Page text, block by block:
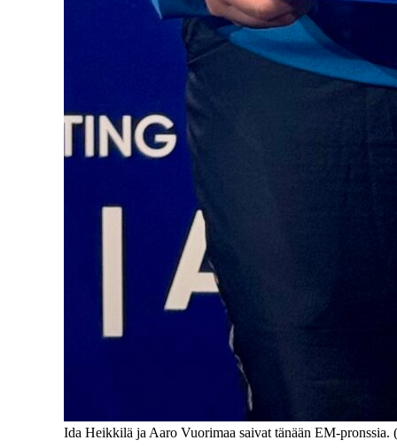
Ida Heikkilä ja Aaro Vuorimaa saivat tänään EM-